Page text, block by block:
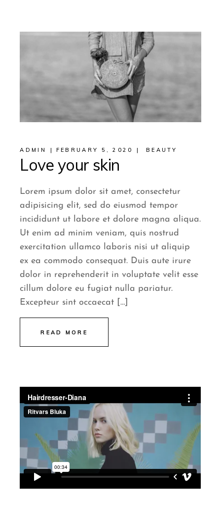
ADMIN FEBRUARY 5, 2020 BEAUTY
Love your skin
Lorem ipsum dolor sit amet, consectetur
adipisicing elit, sed do eiusmod tempor
incididunt ut labore et dolore magna aliqua.
Ut enim ad minim veniam, quis nostrud
exercitation ullamco laboris nisi ut aliquip
ex ea commodo consequat. Duis aute irure
dolor in reprehenderit in voluptate velit esse
cillum dolore eu fugiat nulla pariatur.
Excepteur sint occaecat […]
READ MORE